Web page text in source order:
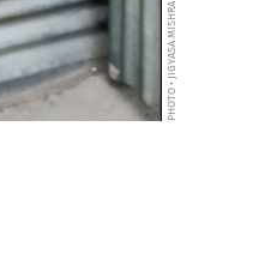
PHOTO • JIGYASA MISHRA